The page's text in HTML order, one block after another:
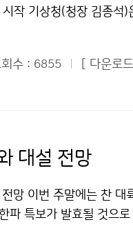
작 기상청(청장 김종
들어 처음 한강 결빙이
수 : 6855 [ 다운로
대설 전망
망 이번 주말에는 찬
파 특보가 발효될 것으